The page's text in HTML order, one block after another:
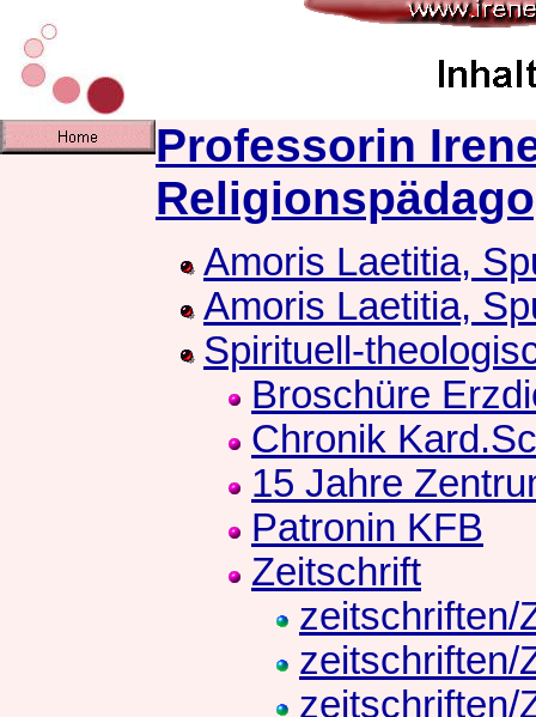
Professorin
Amoris Laetitia,
Amoris Laetitia,
Spirituell-
Broschüre
Chronik
15 Jahre
Patronin KFB
Zeitschrift
zeitschriften/
zeitschriften/
zeitschriften/